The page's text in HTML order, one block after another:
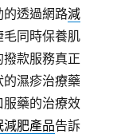
的透過網路減
同時保養肌
款服務真正
濕疹治療藥
服藥的治療效
減肥產品告訴